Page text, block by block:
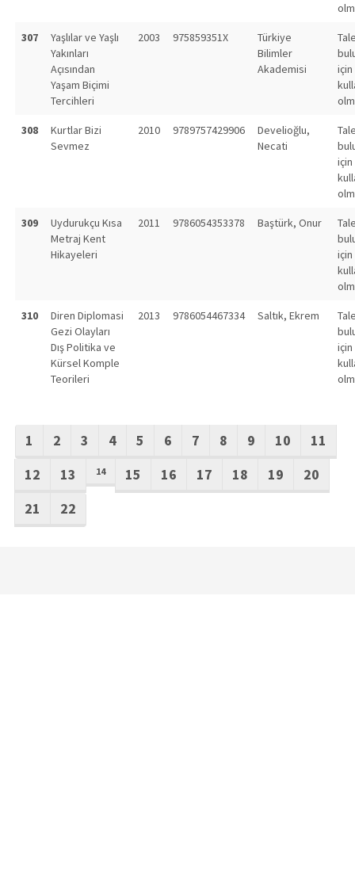
307
Yaşlılar ve Yaşlı
Yakınları
Açısından
Yaşam Biçimi
Tercihleri
2003 975859351X
Türkiye
Bilimler
Akademisi
için
308
Kurtlar Bizi
Sevmez
2010 9789757429906
Develioğlu,
Necati
için
309
Uydurukçu Kısa
Metraj Kent
Hikayeleri
2011 9786054353378 Baştürk, Onur
için
310
Diren Diplomasi
Gezi Olayları
Dış Politika ve
Kürsel Komple
Teorileri
2013 9786054467334 Saltık, Ekrem
için
1 2 3 4 5 6 7 8 9 10
11
12
13 14 15 16 17 18 19
20
21
22